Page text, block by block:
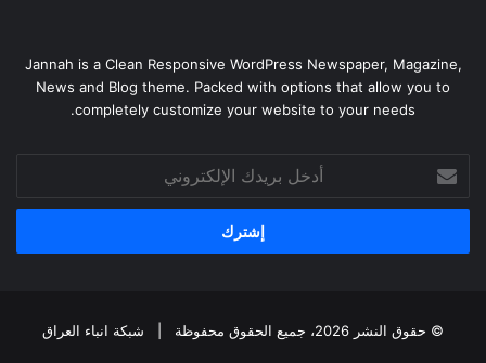
Jannah is a Clean Responsive WordPress Newspaper, Magazine,
News and Blog theme. Packed with options that allow you to
completely customize your website to your needs.
بريدك
الإلكتروني
© حقوق النشر 2026، جميع الحقوق محفوظة | شبكة انباء العراق